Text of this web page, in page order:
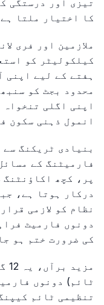
تیزی اور درستگی
کا اختیار ملتا
ملازمین اور فری
کیلکولیٹر کو
ہفتے کے لیے اپنی
محدود بجٹ کو
اپنی اگلی
انمول ذہنی سکون
بنیادی ٹریکنگ
فارمیٹنگ کے
پر، کچھ
درکار ہوتا ہے،
نظام کو لازمی
دونوں فارمیٹ
کی ضرورت ختم ہو
ٹائم) دونوں
تنظیمی ٹائم